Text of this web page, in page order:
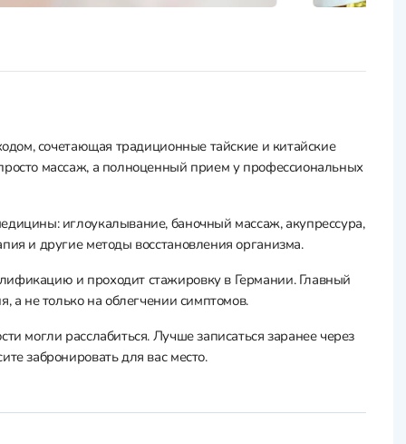
сочетающая традиционные тайские и китайские
массаж, а полноценный прием у профессиональных
иглоукалывание, баночный массаж, акупрессура,
и другие методы восстановления организма.
и проходит стажировку в Германии. Главный
а не только на облегчении симптомов.
могли расслабиться. Лучше записаться заранее через
забронировать для вас место.